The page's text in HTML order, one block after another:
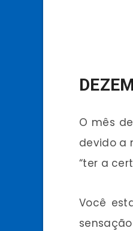
O mês
devido a
“ter a
Você